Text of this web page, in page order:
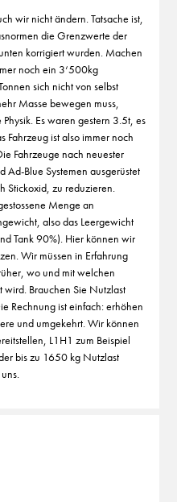
wir nicht ändern. Tatsache ist,
die Grenzwerte der
korrigiert wurden. Machen
noch ein 3‘500kg
sich nicht von selbst
Masse bewegen muss,
Es waren gestern 3.5t, es
Fahrzeug ist also immer noch
Fahrzeuge nach neuester
Ad-Blue Systemen ausgerüstet
Stickoxid, zu reduzieren.
Menge an
also das Leergewicht
Tank 90%). Hier können wir
Wir müssen in Erfahrung
wo und mit welchen
wird. Brauchen Sie Nutzlast
Rechnung ist einfach: erhöhen
und umgekehrt. Wir können
L1H1 zum Beispiel
bis zu 1650 kg Nutzlast